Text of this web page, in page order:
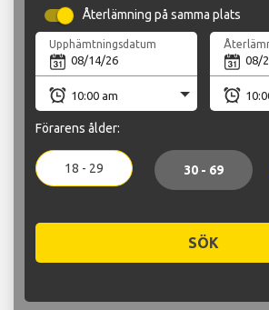
Återlämning på samma plats
Upphämtningsdatum
Förarens ålder:
18 - 29 30 - 69
SÖK